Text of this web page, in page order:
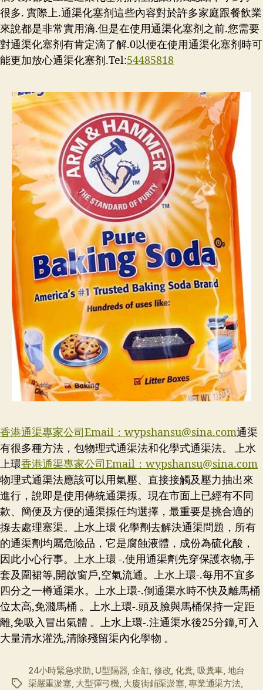
很多. 實際上.通渠化塞剂這些內容對於許多家庭跟餐飲業
來說都是非常實用滴.但是在使用通渠化塞剂之前.您需要
對通渠化塞剂有肯定滴了解.0以便在使用通渠化塞剂時可
能更加放心通渠化塞剂.Tel:54485818
香港通渠專家公司Email： wypshansu@sina.com通渠
有很多種方法，包物理式通渠法和化學式通渠法。 上水
上環香港通渠專家公司Email： wypshansu@sina.com
物理式通渠法應該可以用氣壓、直接接觸及壓力抽出來
進行，說即是使用傳統通渠揼。現在市面上已經有不同
款、簡便及方便的通渠揼任均選擇，最重要是挑合適的
揼去處理塞渠。上水上環 化學劑去解決通渠問題，所有
的通渠劑均屬危險品，它是腐蝕液體，成份為硫化酸，
因此小心行事。上水上環 -.使用通渠劑先穿保護衣物,手
套及圍裙等,開啟窗戶,空氣流通。上水上環-.每用不宜多
四分之一樽通渠水。上水上環-.倒通渠水時不快及離馬桶
位太高,免濺馬桶 。上水上環-.頭及臉與馬桶保持一定距
離,免吸入冒出氣體 。上水上環-.注通渠水後25分鐘,可入
大量清水灌洗,清除殘留渠內化學物 。
标
24小時緊急求助, U型隔器, 企缸, 修改, 化糞, 吸糞車, 地台
渠嚴重淤塞, 大型彈弓機, 大廈街鋪渠淤塞,專業通渠方法,